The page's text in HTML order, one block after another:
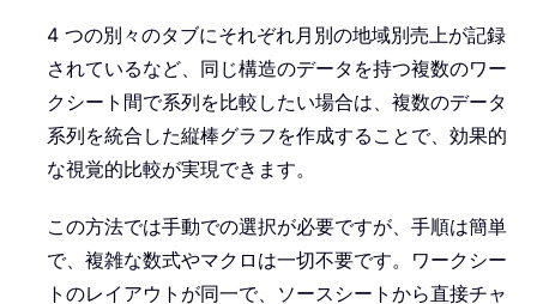
4 つの別々のタブにそれぞれ月別の地域別売上が記録
されているなど、同じ構造のデータを持つ複数のワー
クシート間で系列を比較したい場合は、複数のデータ
系列を統合した縦棒グラフを作成することで、効果的
な視覚的比較が実現できます。
この方法では手動での選択が必要ですが、手順は簡単
で、複雑な数式やマクロは一切不要です。ワークシー
トのレイアウトが同一で、ソースシートから直接チャ